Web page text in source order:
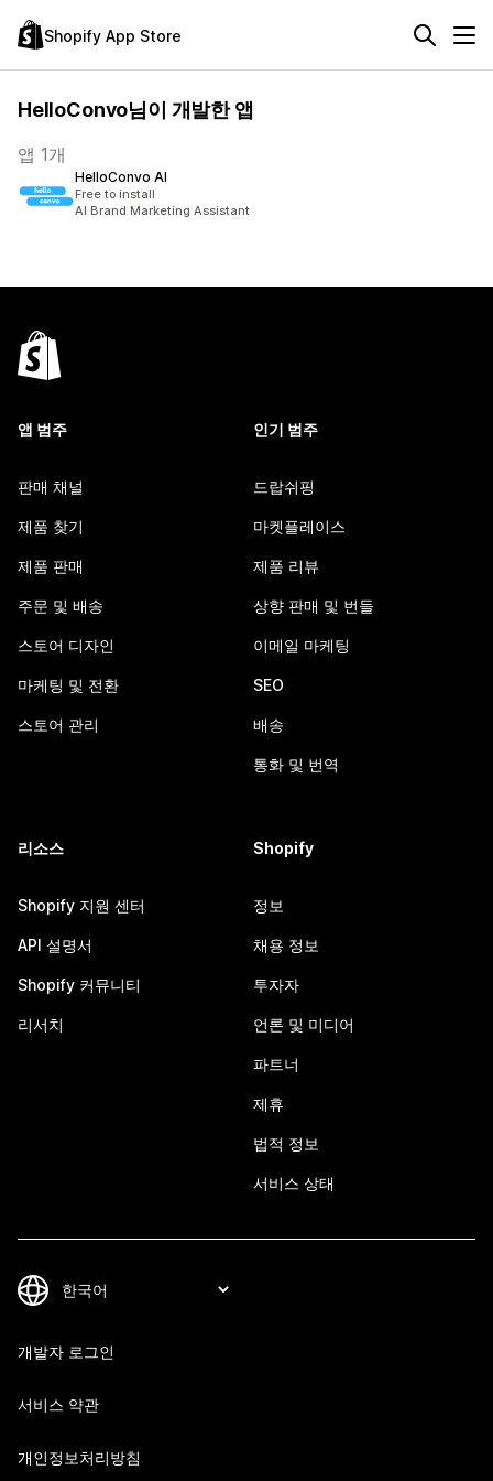
Shopify App Store
HelloConvo님이 개발한 앱
앱 1개
HelloConvo AI
Free to install
AI Brand Marketing Assistant
앱 범주
판매 채널
제품 찾기
제품 판매
주문 및 배송
스토어 디자인
마케팅 및 전환
스토어 관리
인기 범주
드랍쉬핑
마켓플레이스
제품 리뷰
상향 판매 및 번들
이메일 마케팅
SEO
배송
통화 및 번역
리소스
Shopify 지원 센터
API 설명서
Shopify 커뮤니티
리서치
Shopify
정보
채용 정보
투자자
언론 및 미디어
파트너
제휴
법적 정보
서비스 상태
개발자 로그인
서비스 약관
개인정보처리방침